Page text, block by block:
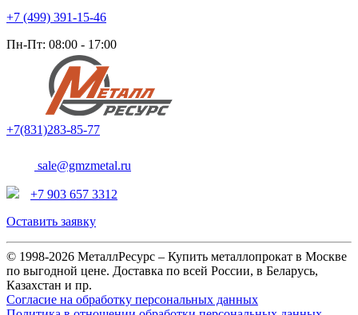
+7 (499) 391-15-46
Пн-Пт: 08:00 - 17:00
+7(831)283-85-77
sale@gmzmetal.ru
+7 903 657 3312
Оставить заявку
© 1998-2026 МеталлРесурс – Купить металлопрокат в Москве
по выгодной цене. Доставка по всей России, в Беларусь,
Казахстан и пр.
Согласие на обработку персональных данных